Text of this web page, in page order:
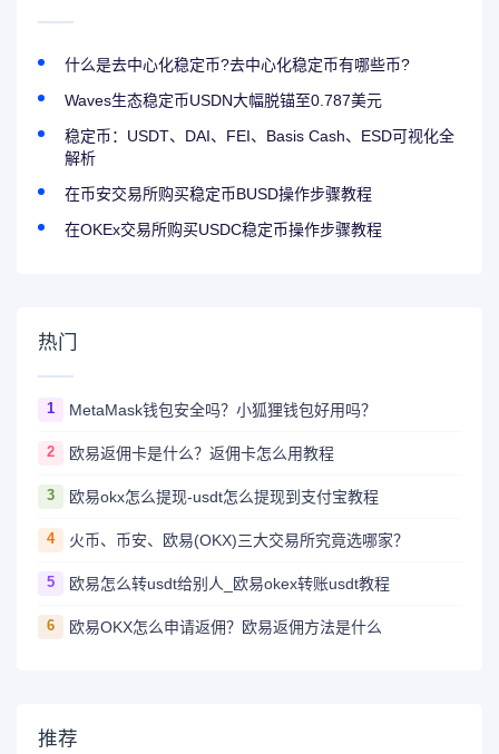
什么是去中心化稳定币?去中心化稳定币有哪些币?
Waves生态稳定币USDN大幅脱锚至0.787美元
稳定币：USDT、DAI、FEI、Basis Cash、ESD可视化全
解析
在币安交易所购买稳定币BUSD操作步骤教程
在OKEx交易所购买USDC稳定币操作步骤教程
热门
1 MetaMask钱包安全吗？小狐狸钱包好用吗？
2 欧易返佣卡是什么？返佣卡怎么用教程
3 欧易okx怎么提现-usdt怎么提现到支付宝教程
4 火币、币安、欧易(OKX)三大交易所究竟选哪家？
5 欧易怎么转usdt给别人_欧易okex转账usdt教程
6 欧易OKX怎么申请返佣？欧易返佣方法是什么
推荐